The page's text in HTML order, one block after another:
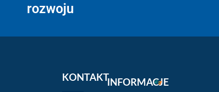
rozwoju
KONTAKTINFORMACJE